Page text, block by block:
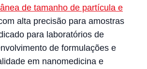
de tamanho de partícula e
alta precisão para amostras
para laboratórios de
de formulações e
em nanomedicina e